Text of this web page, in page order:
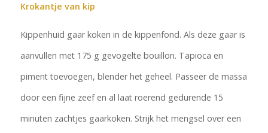
Krokantje van kip
Kippenhuid gaar koken in de kippenfond. Als deze gaar is
aanvullen met 175 g gevogelte bouillon. Tapioca en
piment toevoegen, blender het geheel. Passeer de massa
door een fijne zeef en al laat roerend gedurende 15
minuten zachtjes gaarkoken. Strijk het mengsel over een